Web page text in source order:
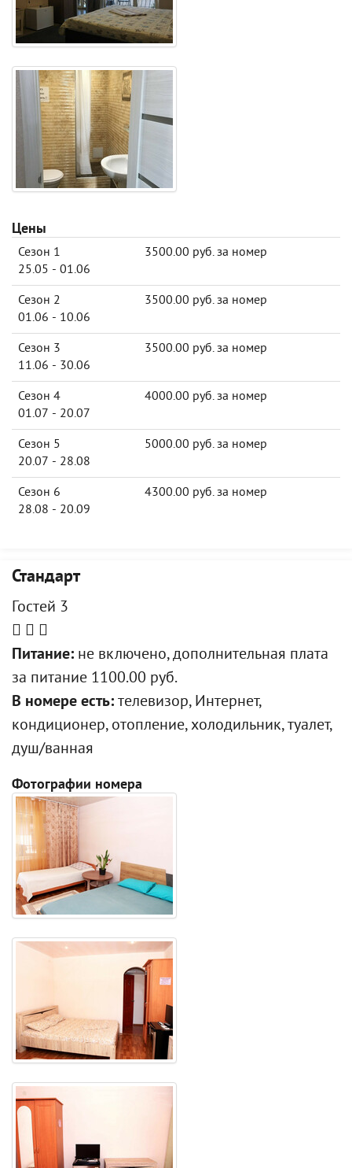
Цены
Сезон 1
25.05 - 01.06
3500.00 руб. за номер
Сезон 2
01.06 - 10.06
3500.00 руб. за номер
Сезон 3
11.06 - 30.06
3500.00 руб. за номер
Сезон 4
01.07 - 20.07
4000.00 руб. за номер
Сезон 5
20.07 - 28.08
5000.00 руб. за номер
Сезон 6
28.08 - 20.09
4300.00 руб. за номер
Стандарт
Гостей 3
Питание: не включено, дополнительная плата
за питание 1100.00 руб.
В номере есть: телевизор, Интернет,
кондиционер, отопление, холодильник, туалет,
душ/ванная
Фотографии номера